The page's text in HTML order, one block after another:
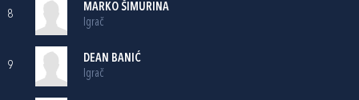
8
MARKO ŠIMURINA
Igrač
9
DEAN BANIĆ
Igrač